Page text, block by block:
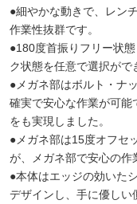
●細やかな動きで、レン
作業性抜群です。
●180度首振りフリー状
ク状態を任意で選択がで
●メガネ部はボルト・ナ
確実で安心な作業が可
をも実現しました。
●メガネ部は15度オフセ
が、メガネ部で安心の作
●本体はエッジの効いた
デザインし、手に優しい